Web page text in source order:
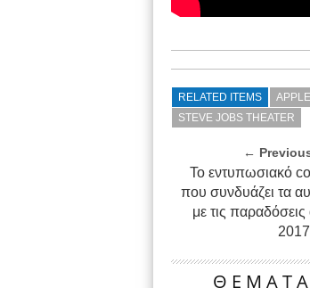
RELATED ITEMS APPLE
STEVE JOBS THEATER
←
Το εντυπωσιακό
που συνδυάζει τα
με τις